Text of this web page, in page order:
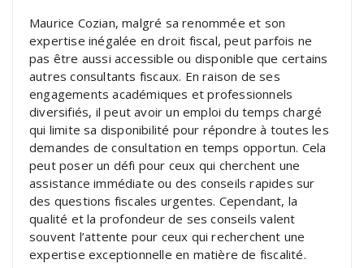
Maurice Cozian, malgré sa renommée et son
expertise inégalée en droit fiscal, peut parfois ne
pas être aussi accessible ou disponible que certains
autres consultants fiscaux. En raison de ses
engagements académiques et professionnels
diversifiés, il peut avoir un emploi du temps chargé
qui limite sa disponibilité pour répondre à toutes les
demandes de consultation en temps opportun. Cela
peut poser un défi pour ceux qui cherchent une
assistance immédiate ou des conseils rapides sur
des questions fiscales urgentes. Cependant, la
qualité et la profondeur de ses conseils valent
souvent l’attente pour ceux qui recherchent une
expertise exceptionnelle en matière de fiscalité.